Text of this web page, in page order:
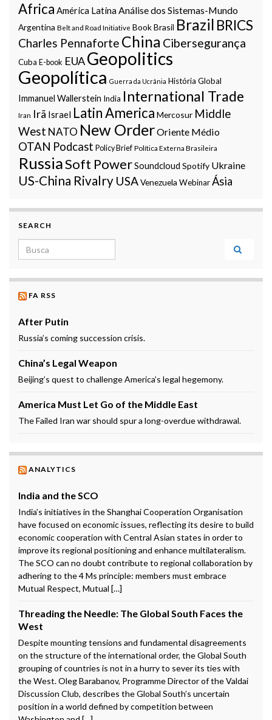
Africa América LatinaAnálise dos Sistemas-Mundo
Argentina Belt and Road Initiative BookBrasil Brazil BRICS
Charles Pennaforte China Cibersegurança
Cuba E-book EUAGeopolitics
Geopolítica Guerra da Ucrânia História Global
Immanuel Wallerstein India International Trade
Iran Irã Israel Latin America Mercosur Middle
West NATO New OrderOriente Médio
OTAN Podcast Policy Brief Política Externa Brasileira
RussiaSoft PowerSoundcloud Spotify Ukraine
US-China Rivalry USAVenezuela WebinarÁsia
SEARCH
Search for:
FA RSS
After Putin
Russia’s coming succession crisis.
China’s Legal Weapon
Beijing’s quest to challenge America’s legal hegemony.
America Must Let Go of the Middle East
The Failed Iran war should spur a long-overdue withdrawal.
ANALYTICS
India and the SCO
India’s initiatives in the Shanghai Cooperation Organisation
have focused on economic issues, reflecting its desire to build
economic cooperation with Central Asian states in order to
improve its regional positioning and enhance multilateralism.
The SCO can no doubt contribute to regional collaboration by
adhering to the 4 Ms principle: members must embrace
Mutual Respect, Mutual […]
Threading the Needle: The Global South Faces the
West
Despite mounting tensions and fundamental disagreements
on the structure of the international order, the Global South
grouping of countries is not in a hurry to sever its ties with
the West. Oleg Barabanov, Programme Director of the Valdai
Discussion Club, describes the Global South’s uncertain
position in a world defined by competition between